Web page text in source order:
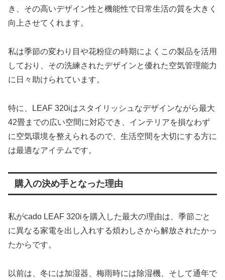
き、その高いデザイン性と機能性で日常生活の質を大きく
向上させてくれます。
私は季節の変わり目や花粉症の時期によくこの製品を活用
しており、その洗練されたデザインと優れた空気管理能力
に日々助けられています。
特に、LEAF 320iはスタイリッシュなデザインながら最大
42畳までの広い空間に対応でき、インテリアを損なわず
に空気環境を整えられるので、生活空間を大切にする方に
は最適なアイテムです。
購入の決め手となった理由
私がcado LEAF 320iを購入した最大の理由は、季節ごと
に異なる家電を出し入れする煩わしさから解放されたかっ
たからです。
以前は、冬には加湿器、梅雨時には除湿機、そして通年で